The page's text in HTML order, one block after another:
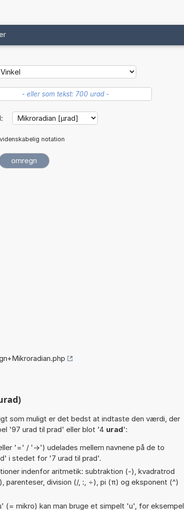
notation
som muligt er det bedst at indtaste den værdi, der
'97 urad til prad' eller blot '4 urad':
'=' / '->') udelades mellem navnene på de to
i stedet for '7 urad til prad'.
indenfor aritmetik: subtraktion (-), kvadratrod
parenteser, division (/, :, ÷), pi (π) og eksponent (^)
mikro) kan man bruge et simpelt 'u', for eksempel